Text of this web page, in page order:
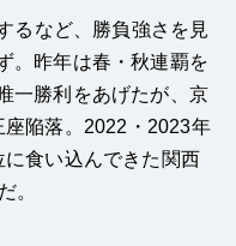
るなど、勝負強さを見
。昨年は春・秋連覇を
一勝利をあげたが、京
陥落。2022・2023年
食い込んできた関西
。